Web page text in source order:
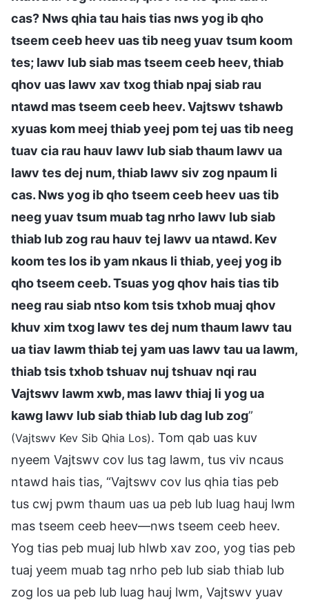
cas? Nws qhia tau hais tias nws yog ib qho
tseem ceeb heev uas tib neeg yuav tsum koom
tes; lawv lub siab mas tseem ceeb heev, thiab
qhov uas lawv xav txog thiab npaj siab rau
ntawd mas tseem ceeb heev. Vajtswv tshawb
xyuas kom meej thiab yeej pom tej uas tib neeg
tuav cia rau hauv lawv lub siab thaum lawv ua
lawv tes dej num, thiab lawv siv zog npaum li
cas. Nws yog ib qho tseem ceeb heev uas tib
neeg yuav tsum muab tag nrho lawv lub siab
thiab lub zog rau hauv tej lawv ua ntawd. Kev
koom tes los ib yam nkaus li thiab, yeej yog ib
qho tseem ceeb. Tsuas yog qhov hais tias tib
neeg rau siab ntso kom tsis txhob muaj qhov
khuv xim txog lawv tes dej num thaum lawv tau
ua tiav lawm thiab tej yam uas lawv tau ua lawm,
thiab tsis txhob tshuav nuj tshuav nqi rau
Vajtswv lawm xwb, mas lawv thiaj li yog ua
kawg lawv lub siab thiab lub dag lub zog”
(Vajtswv Kev Sib Qhia Los). Tom qab uas kuv
nyeem Vajtswv cov lus tag lawm, tus viv ncaus
ntawd hais tias, “Vajtswv cov lus qhia tias peb
tus cwj pwm thaum uas ua peb lub luag hauj lwm
mas tseem ceeb heev—nws tseem ceeb heev.
Yog tias peb muaj lub hlwb xav zoo, yog tias peb
tuaj yeem muab tag nrho peb lub siab thiab lub
zog los ua peb lub luag hauj lwm, Vajtswv yuav